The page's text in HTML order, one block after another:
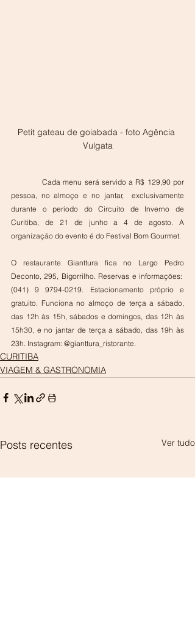
Petit gateau de goiabada - foto Agência
Vulgata
Cada menu será servido a R$ 129,90 por
pessoa, no almoço e no jantar,  exclusivamente
durante o período do Circuito de Inverno de
Curitiba, de 21 de junho a 4 de agosto. A
organização do evento é do Festival Bom Gourmet.
O restaurante Gianttura fica no Largo Pedro
Deconto, 295, Bigorrilho. Reservas e informações:
(041) 9 9794-0219. Estacionamento próprio e
gratuito. Funciona no almoço de terça a sábado,
das 12h às 15h, sábados e domingos, das 12h às
15h30, e no jantar de terça a sábado, das 19h às
23h. Instagram: @gianttura_ristorante.
CURITIBA
VIAGEM & GASTRONOMIA
Posts recentes Ver tudo